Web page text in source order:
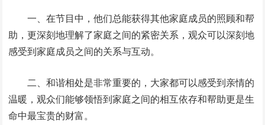
一、在节目中，他们总能获得其他家庭成员的照顾和帮
助，更深刻地理解了家庭之间的紧密关系，观众可以深刻地
感受到家庭成员之间的关系与互动。
二、和谐相处是非常重要的，大家都可以感受到亲情的
温暖，观众们能够领悟到家庭之间的相互依存和帮助更是生
命中最宝贵的财富。